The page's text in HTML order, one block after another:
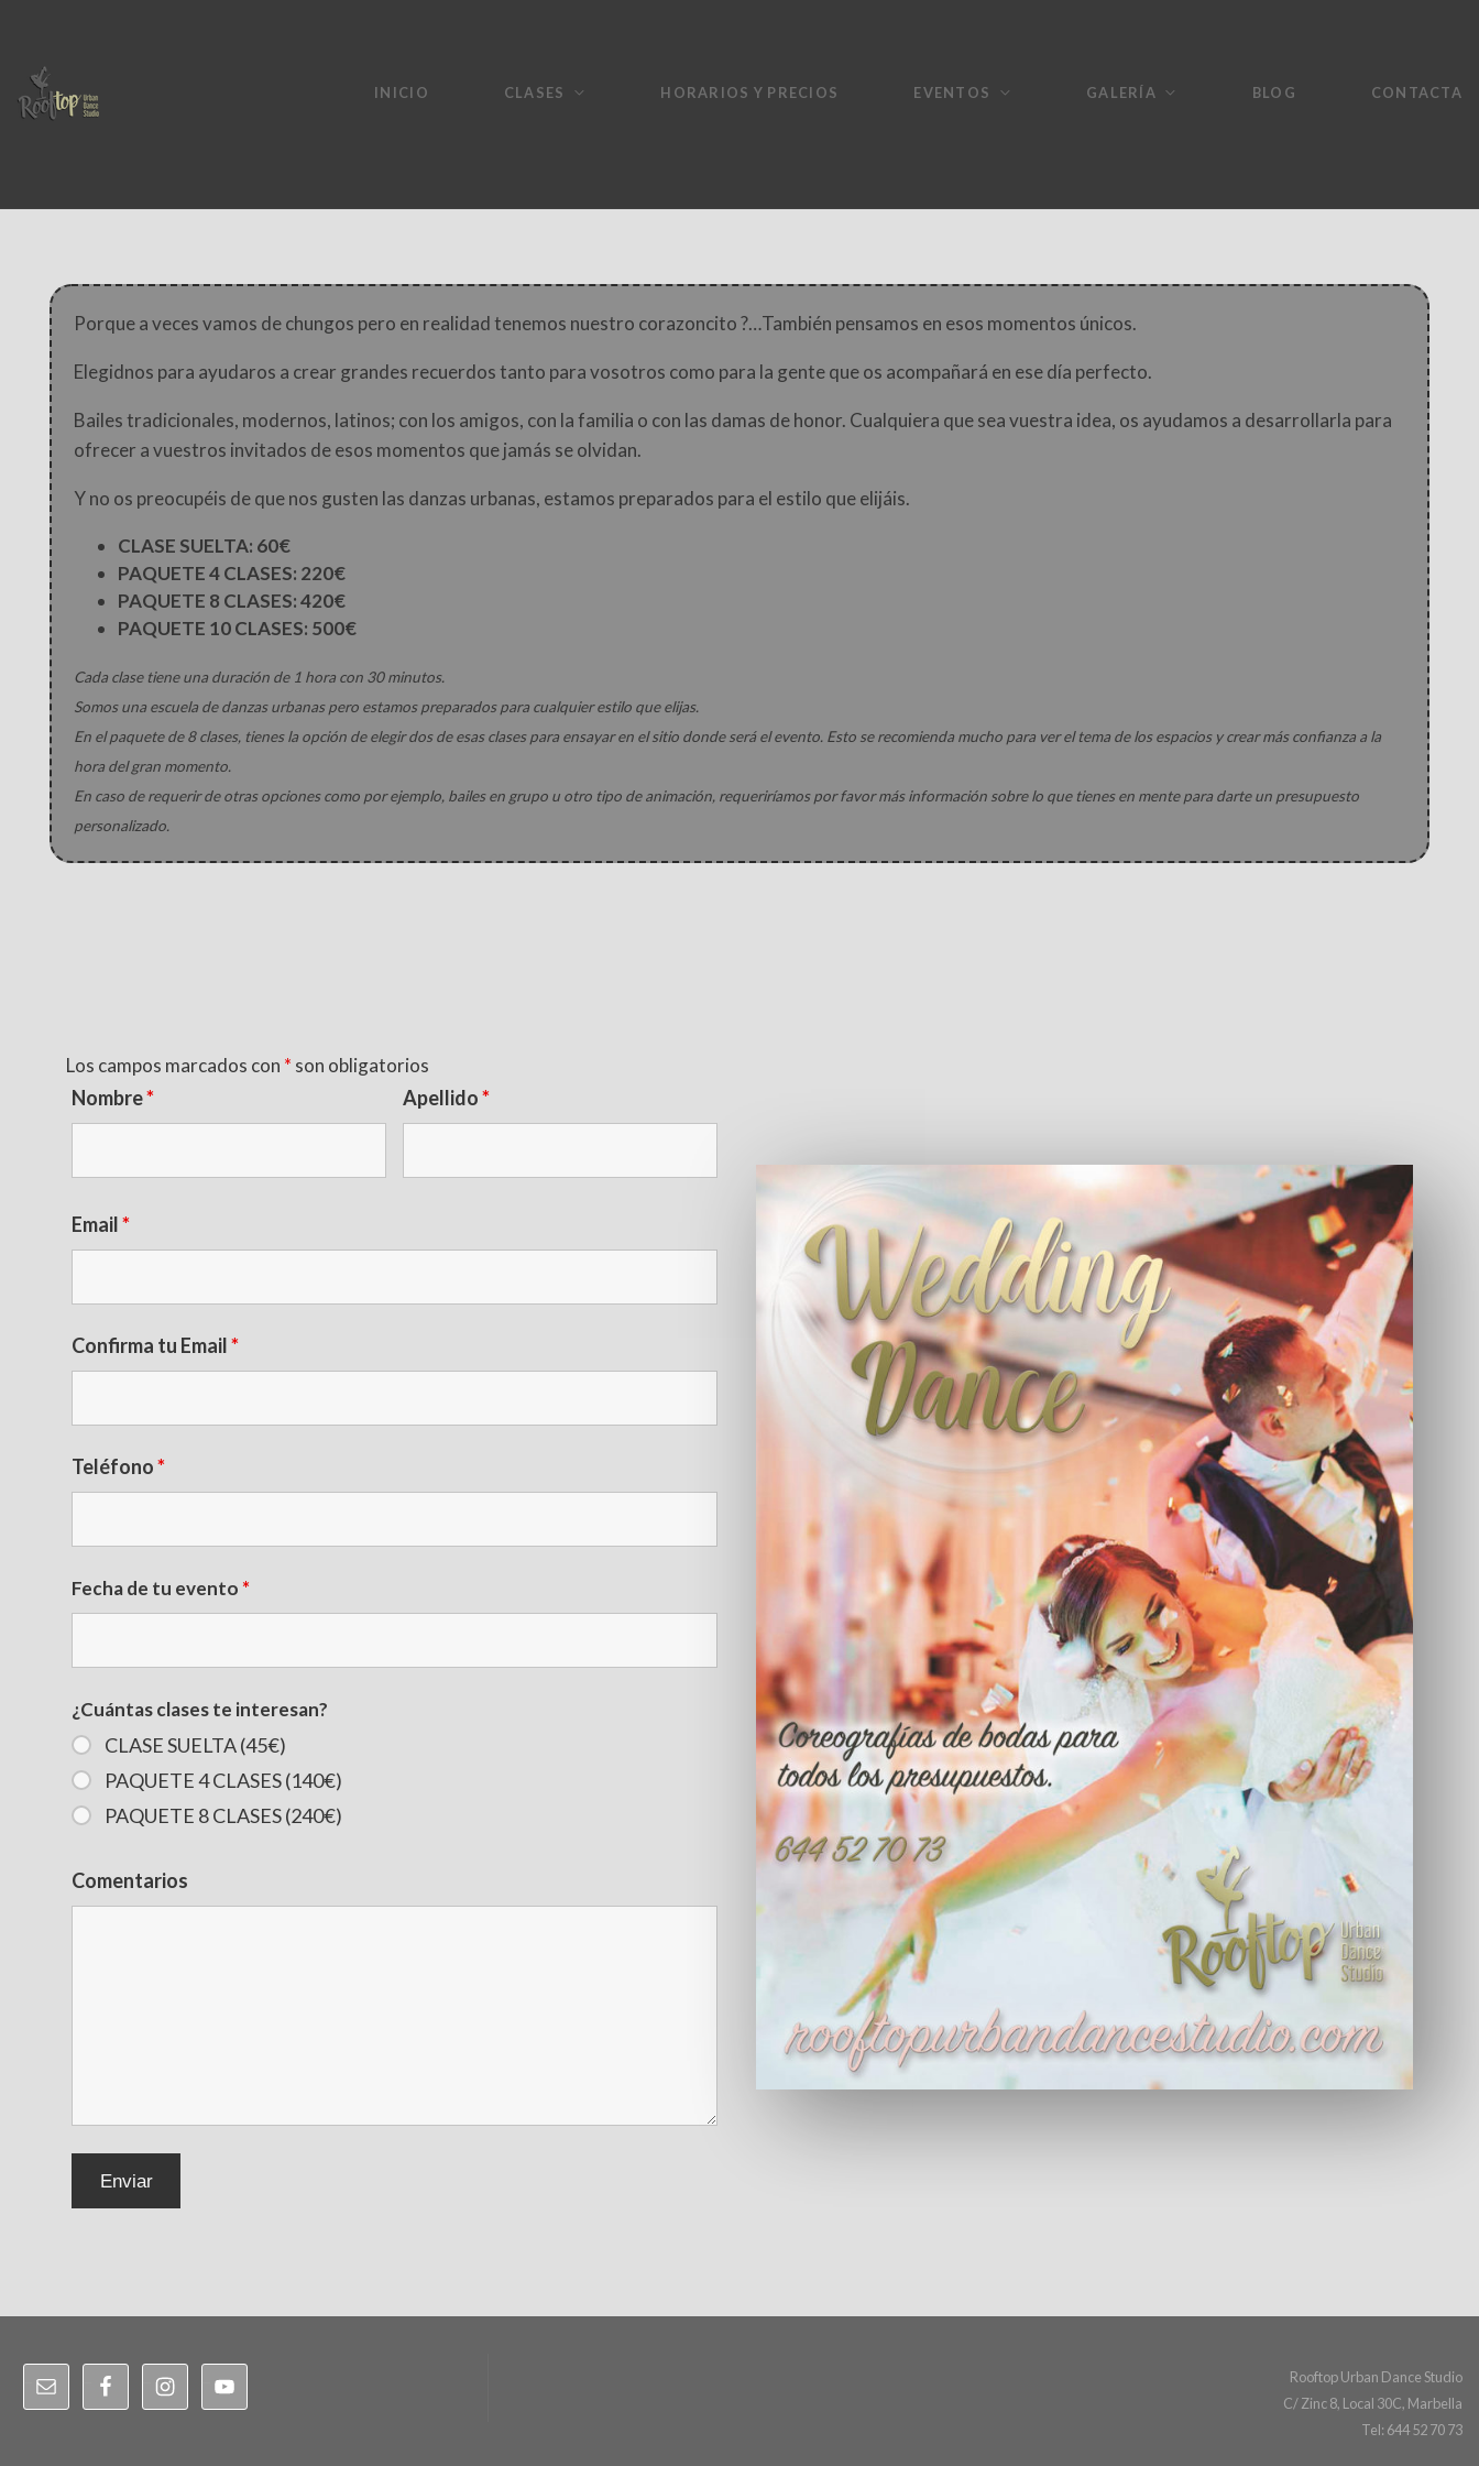
INICIO CLASES HORARIOS Y PRECIOS EVENTOS GALERÍA BLOG CONTACTA
Porque a veces vamos de chungos pero en realidad tenemos nuestro corazoncito ?…También pensamos en esos momentos únicos.
Elegidnos para ayudaros a crear grandes recuerdos tanto para vosotros como para la gente que os acompañará en ese día perfecto.
Bailes tradicionales, modernos, latinos; con los amigos, con la familia o con las damas de honor. Cualquiera que sea vuestra idea, os ayudamos a desarrollarla para
ofrecer a vuestros invitados de esos momentos que jamás se olvidan.
Y no os preocupéis de que nos gusten las danzas urbanas, estamos preparados para el estilo que elijáis.
CLASE SUELTA: 60€
PAQUETE 4 CLASES: 220€
PAQUETE 8 CLASES: 420€
PAQUETE 10 CLASES: 500€
Cada clase tiene una duración de 1 hora con 30 minutos.
Somos una escuela de danzas urbanas pero estamos preparados para cualquier estilo que elijas.
En el paquete de 8 clases, tienes la opción de elegir dos de esas clases para ensayar en el sitio donde será el evento. Esto se recomienda mucho para ver el tema de los espacios y crear más confianza a la
hora del gran momento.
En caso de requerir de otras opciones como por ejemplo, bailes en grupo u otro tipo de animación, requeriríamos por favor más información sobre lo que tienes en mente para darte un presupuesto
personalizado.
Los campos marcados con * son obligatorios
Nombre* Apellido*
Email*
Confirma tu Email*
Teléfono*
Fecha de tu evento *
¿Cuántas clases te interesan?
CLASE SUELTA (45€)
PAQUETE 4 CLASES (140€)
PAQUETE 8 CLASES (240€)
Comentarios
Rooftop Urban Dance Studio
C/ Zinc 8, Local 30C, Marbella
Tel: 644 52 70 73